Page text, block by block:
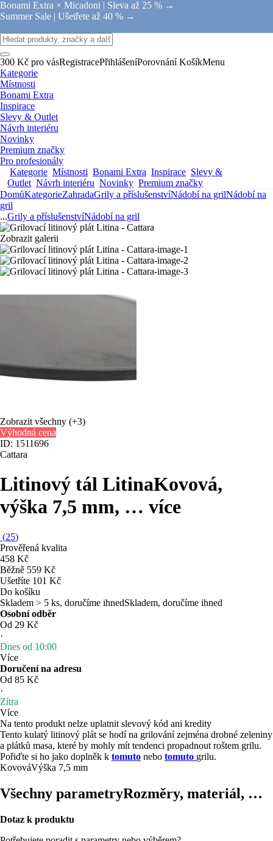
Bonami Extra × Micadoni | Sleva až 25 % →
Summer Sale | Ušetřete až 40 % →
300 Kč pro vásRegistracePřihlášeníPorovnání KošíkMenu
Kategorie
Místnosti
Bonami Extra
Inspirace
Slevy & Outlet
Návrh interiéru
Novinky
Premium značky
Pro profesionály
Kategorie Místnosti Bonami Extra Inspirace Slevy &
Outlet Návrh interiéru Novinky Premium značky
DomůKategorieZahradaGrily a příslušenstvíNádobí na grilNádobí na
gril
...Grily a příslušenstvíNádobí na gril
Zobrazit galerii
Zobrazit všechny (+3)
Výhodná cena
ID: 1511696
Cattara
Litinový tál LitinaKovová,
výška 7,5 mm, … více
(25)
Prověřená kvalita
458 Kč
Běžně 559 Kč
Ušetříte 101 Kč
Do košíku
Skladem > 5 ks, doručíme ihnedSkladem, doručíme ihned
Osobní odběr
Od 29 Kč
·
Dnes od 10:00
Více
Doručení na adresu
Od 85 Kč
·
Zítra
Více
Na tento produkt nelze uplatnit slevový kód ani kredity
Tento kulatý litinový plát se hodí na grilování zejména drobné zeleniny
a plátků masa, které by mohly mít tendenci propadnout roštem grilu.
Pořiďte si ho jako doplněk k tomuto nebo tomuto grilu.
KovováVýška 7,5 mm
Všechny parametryRozměry, materiál, …
Dotaz k produktu